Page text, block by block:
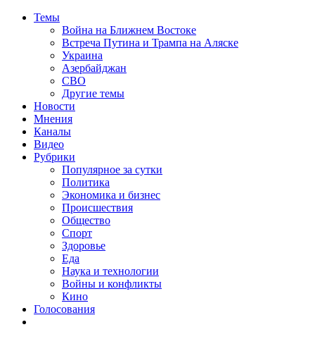
Темы
Война на Ближнем Востоке
Встреча Путина и Трампа на Аляске
Украина
Азербайджан
СВО
Другие темы
Новости
Мнения
Каналы
Видео
Рубрики
Популярное за сутки
Политика
Экономика и бизнес
Происшествия
Общество
Спорт
Здоровье
Еда
Наука и технологии
Войны и конфликты
Кино
Голосования